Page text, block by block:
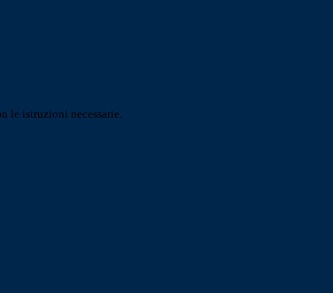
le istruzioni necessarie.